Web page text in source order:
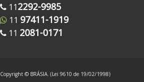
112292-9985
11 97411-1919
11 2081-0171
Copyright © BRÁSIA. (Lei 9610 de 19/02/1998)